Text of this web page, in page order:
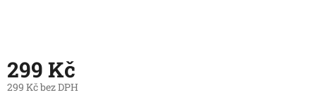
299 Kč
299 Kč bez DPH